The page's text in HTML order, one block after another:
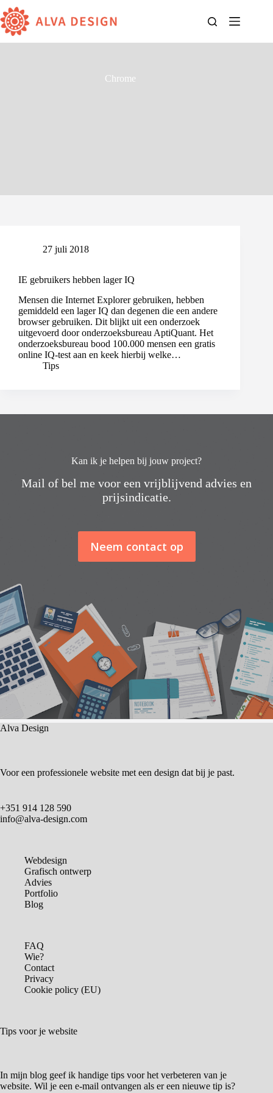
naar
de
inhoud
Chrome
27 juli 2018
IE gebruikers hebben lager IQ
Mensen die Internet Explorer gebruiken, hebben
gemiddeld een lager IQ dan degenen die een andere
browser gebruiken. Dit blijkt uit een onderzoek
uitgevoerd door onderzoeksbureau AptiQuant. Het
onderzoeksbureau bood 100.000 mensen een gratis
online IQ-test aan en keek hierbij welke…
Tips
Kan ik je helpen bij jouw project?
Mail of bel me voor een vrijblijvend advies en
prijsindicatie.
Neem contact op
Alva Design
Voor een professionele website met een design dat bij je past.
+351 914 128 590
info@alva-design.com
Webdesign
Grafisch ontwerp
Advies
Portfolio
Blog
FAQ
Wie?
Contact
Privacy
Cookie policy (EU)
Tips voor je website
In mijn blog geef ik handige tips voor het verbeteren van je
website. Wil je een e-mail ontvangen als er een nieuwe tip is?